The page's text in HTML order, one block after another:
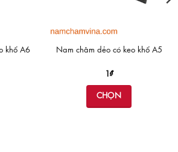
khổ A6 Nam châm dẻo có keo khổ A5
1₫
CHỌN